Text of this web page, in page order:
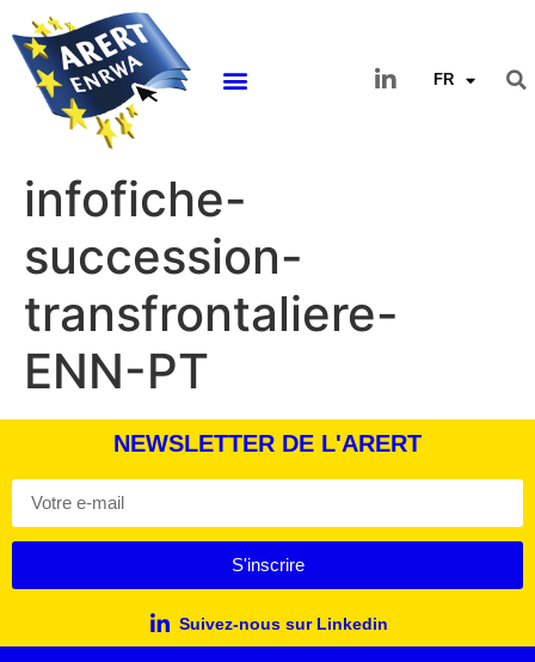
FR
infofiche-
succession-
transfrontaliere-
ENN-PT
NEWSLETTER DE L'ARERT
S'inscrire
Suivez-nous sur Linkedin